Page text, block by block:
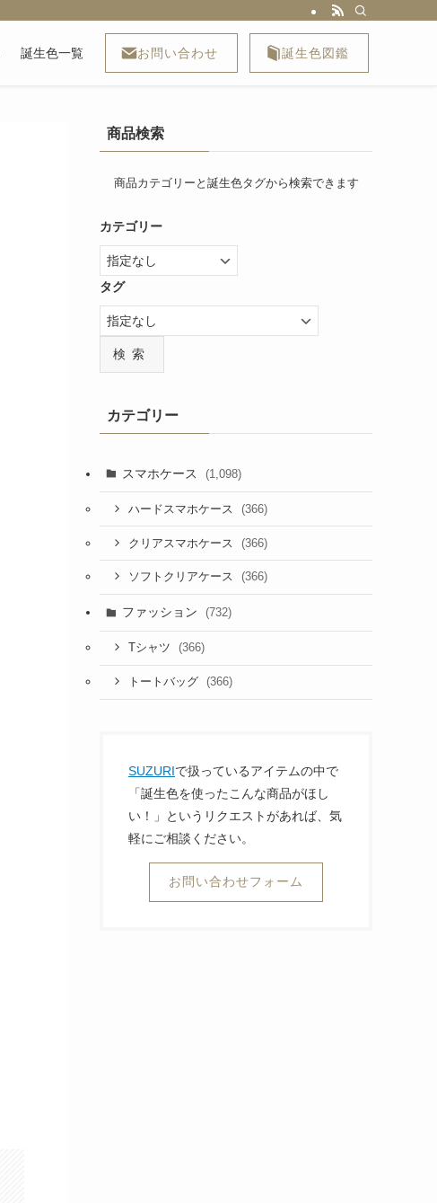
誕生色一覧 お問い合わせ 誕生色図鑑
商品検索
商品カテゴリーと誕生色タグから検索できます
カテゴリー
タグ
検索
カテゴリー
スマホケース (1,098)
ハードスマホケース (366)
クリアスマホケース (366)
ソフトクリアケース (366)
ファッション (732)
Tシャツ (366)
トートバッグ (366)
SUZURIで扱っているアイテムの中で
「誕生色を使ったこんな商品がほし
い！」というリクエストがあれば、気
軽にご相談ください。
お問い合わせフォーム